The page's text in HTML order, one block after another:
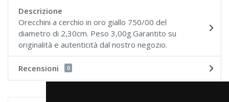
Descrizione
Orecchini a cerchio in oro giallo 750/00 del
diametro di 2,30cm. Peso 3,00g.Garantito su
originalità e autenticità dal nostro negozio.
Recensioni 0